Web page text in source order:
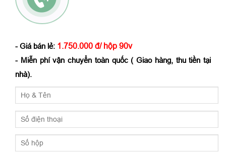
- Giá bán lẻ: 1.750.000 đ/ hộp 90v
- Miễn phí vận chuyển toàn quốc ( Giao hàng, thu tiền tại
nhà).